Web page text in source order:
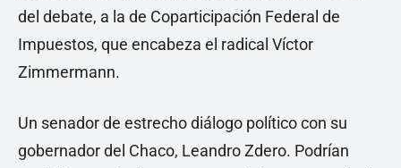
del debate, a la de Coparticipación Federal de
Impuestos, que encabeza el radical Víctor
Zimmermann.
Un senador de estrecho diálogo político con su
gobernador del Chaco, Leandro Zdero. Podrían